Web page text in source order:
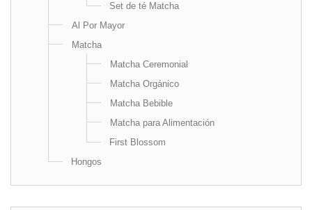
Set de té Matcha
Al Por Mayor
Matcha
Matcha Ceremonial
Matcha Orgánico
Matcha Bebible
Matcha para Alimentación
First Blossom
Hongos